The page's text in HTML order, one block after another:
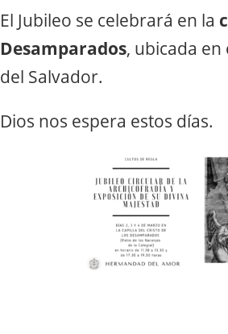
El Jubileo se celebrará en la
Desamparados, ubicada en
del Salvador.
Dios nos espera estos días.